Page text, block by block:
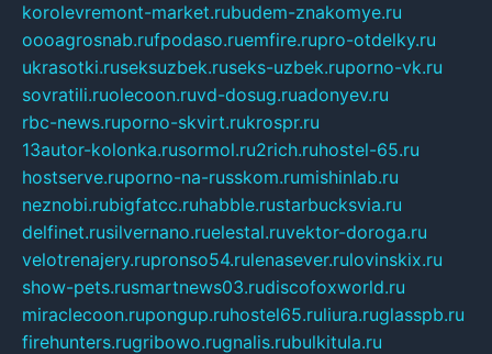
korolevremont-market.rubudem-znakomye.ru
oooagrosnab.rufpodaso.ruemfire.rupro-otdelky.ru
ukrasotki.ruseksuzbek.ruseks-uzbek.ruporno-vk.ru
sovratili.ruolecoon.ruvd-dosug.ruadonyev.ru
rbc-news.ruporno-skvirt.rukrospr.ru
13autor-kolonka.rusormol.ru2rich.ruhostel-65.ru
hostserve.ruporno-na-russkom.rumishinlab.ru
neznobi.rubigfatcc.ruhabble.rustarbucksvia.ru
delfinet.rusilvernano.ruelestal.ruvektor-doroga.ru
velotrenajery.rupronso54.rulenasever.rulovinskix.ru
show-pets.rusmartnews03.rudiscofoxworld.ru
miraclecoon.rupongup.ruhostel65.ruliura.ruglasspb.ru
firehunters.rugribowo.rugnalis.rubulkitula.ru